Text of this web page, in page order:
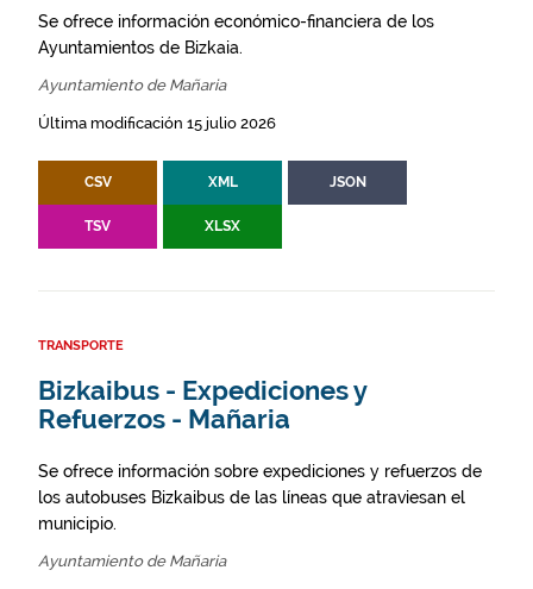
Se ofrece información económico-financiera de los
Ayuntamientos de Bizkaia.
Ayuntamiento de Mañaria
Última modificación 15 julio 2026
CSV XML JSON
TSV XLSX
TRANSPORTE
Bizkaibus - Expediciones y
Refuerzos - Mañaria
Se ofrece información sobre expediciones y refuerzos de
los autobuses Bizkaibus de las líneas que atraviesan el
municipio.
Ayuntamiento de Mañaria